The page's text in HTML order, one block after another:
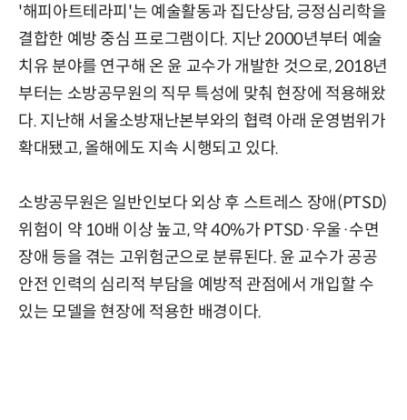
'해피아트테라피'는 예술활동과 집단상담, 긍정심리학을
결합한 예방 중심 프로그램이다. 지난 2000년부터 예술
치유 분야를 연구해 온 윤 교수가 개발한 것으로, 2018년
부터는 소방공무원의 직무 특성에 맞춰 현장에 적용해왔
다. 지난해 서울소방재난본부와의 협력 아래 운영범위가
확대됐고, 올해에도 지속 시행되고 있다.
소방공무원은 일반인보다 외상 후 스트레스 장애(PTSD)
위험이 약 10배 이상 높고, 약 40%가 PTSD·우울·수면
장애 등을 겪는 고위험군으로 분류된다. 윤 교수가 공공
안전 인력의 심리적 부담을 예방적 관점에서 개입할 수
있는 모델을 현장에 적용한 배경이다.